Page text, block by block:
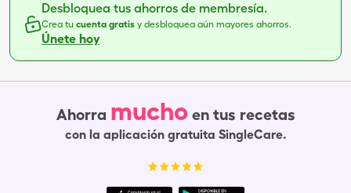
Desbloquea tus ahorros de membresía.
Crea tu cuenta gratis y desbloquea aún mayores ahorros.
Únete hoy
Ahorra mucho en tus recetas
con la aplicación gratuita SingleCare.